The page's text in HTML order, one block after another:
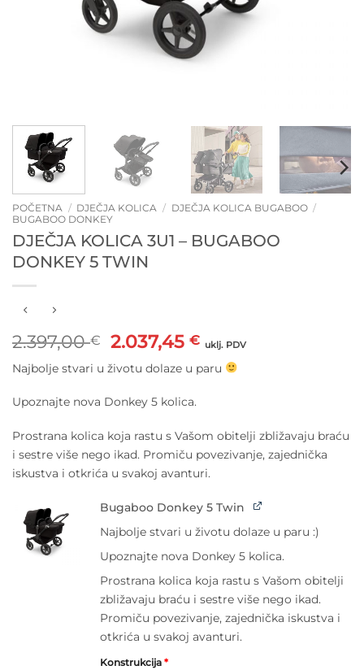
POČETNA / DJEČJA KOLICA / DJEČJA KOLICA BUGABOO /
BUGABOO DONKEY
DJEČJA KOLICA 3U1 – BUGABOO
DONKEY 5 TWIN
2.397,00€
Izvorna
cijena
bila
je:
2.397,00 €.
2.037,45€Trenutna
cijena
je:
uklj. PDV
Najbolje stvari u životu dolaze u paru
Upoznajte nova Donkey 5 kolica.
Prostrana kolica koja rastu s Vašom obitelji zbližavaju braću
i sestre više nego ikad. Promiču povezivanje, zajednička
iskustva i otkrića u svakoj avanturi.
Bugaboo Donkey 5 Twin
Najbolje stvari u životu dolaze u paru :)
Upoznajte nova Donkey 5 kolica.
Prostrana kolica koja rastu s Vašom obitelji
zbližavaju braću i sestre više nego ikad.
Promiču povezivanje, zajednička iskustva i
otkrića u svakoj avanturi.
Konstrukcija *